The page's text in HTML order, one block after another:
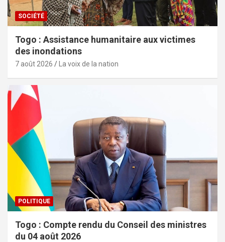
SOCIÉTÉ
Togo : Assistance humanitaire aux victimes
des inondations
7 août 2026 La voix de la nation
POLITIQUE
Togo : Compte rendu du Conseil des ministres
du 04 août 2026